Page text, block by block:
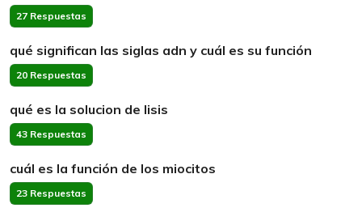
27 Respuestas
qué significan las siglas adn y cuál es su función
20 Respuestas
qué es la solucion de lisis
43 Respuestas
cuál es la función de los miocitos
23 Respuestas